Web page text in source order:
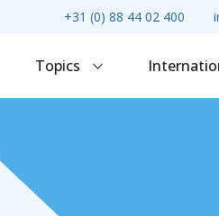
+31 (0) 88 44 02 400
Topics